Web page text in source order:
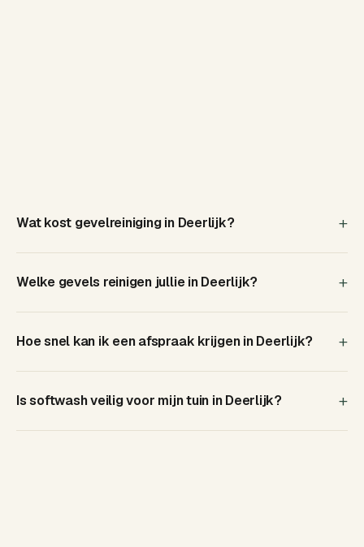
Wat kost gevelreiniging in Deerlijk?
Welke gevels reinigen jullie in Deerlijk?
Hoe snel kan ik een afspraak krijgen in Deerlijk?
Is softwash veilig voor mijn tuin in Deerlijk?